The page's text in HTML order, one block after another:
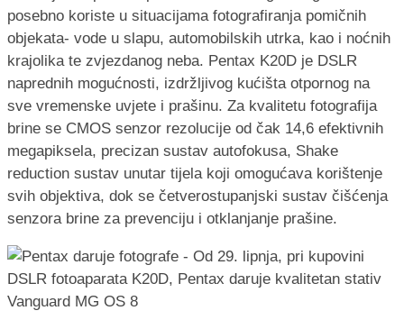
posebno koriste u situacijama fotografiranja pomičnih
objekata- vode u slapu, automobilskih utrka, kao i noćnih
krajolika te zvjezdanog neba. Pentax K20D je DSLR
naprednih mogućnosti, izdržljivog kućišta otpornog na
sve vremenske uvjete i prašinu. Za kvalitetu fotografija
brine se CMOS senzor rezolucije od čak 14,6 efektivnih
megapiksela, precizan sustav autofokusa, Shake
reduction sustav unutar tijela koji omogućava korištenje
svih objektiva, dok se četverostupanjski sustav čišćenja
senzora brine za prevenciju i otklanjanje prašine.